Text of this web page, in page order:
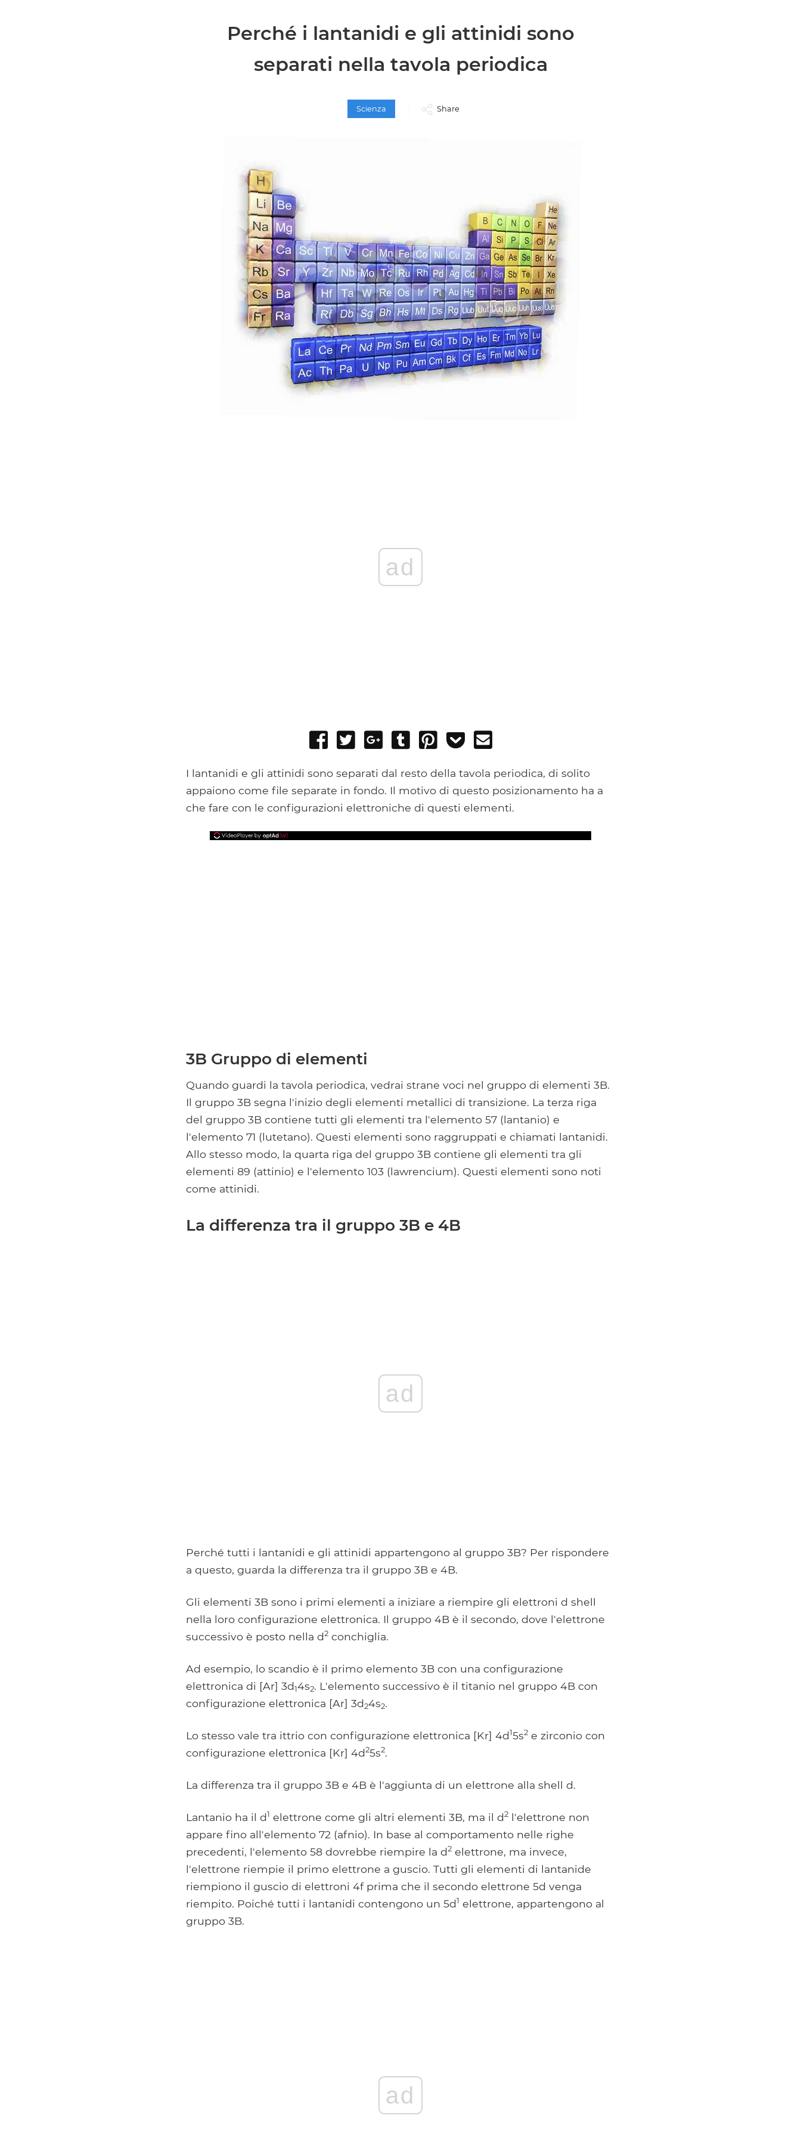
Perché i lantanidi e gli attinidi sono
separati nella tavola periodica
Scienza Share
ad
Share
Facebook
Tweet
Share
Google+
Post
Tumblr
Pin
Add
Pocket
I lantanidi e gli attinidi sono separati dal resto della tavola periodica, di solito
appaiono come file separate in fondo. Il motivo di questo posizionamento ha a
che fare con le configurazioni elettroniche di questi elementi.
3B Gruppo di elementi
Quando guardi la tavola periodica, vedrai strane voci nel gruppo di elementi 3B.
Il gruppo 3B segna l'inizio degli elementi metallici di transizione. La terza riga
del gruppo 3B contiene tutti gli elementi tra l'elemento 57 (lantanio) e
l'elemento 71 (lutetano). Questi elementi sono raggruppati e chiamati lantanidi.
Allo stesso modo, la quarta riga del gruppo 3B contiene gli elementi tra gli
elementi 89 (attinio) e l'elemento 103 (lawrencium). Questi elementi sono noti
come attinidi.
La differenza tra il gruppo 3B e 4B
ad
Perché tutti i lantanidi e gli attinidi appartengono al gruppo 3B? Per rispondere
a questo, guarda la differenza tra il gruppo 3B e 4B.
Gli elementi 3B sono i primi elementi a iniziare a riempire gli elettroni d shell
nella loro configurazione elettronica. Il gruppo 4B è il secondo, dove l'elettrone
successivo è posto nella d2 conchiglia.
Ad esempio, lo scandio è il primo elemento 3B con una configurazione
elettronica di [Ar] 3d14s2. L'elemento successivo è il titanio nel gruppo 4B con
configurazione elettronica [Ar] 3d24s2.
Lo stesso vale tra ittrio con configurazione elettronica [Kr] 4d15s2 e zirconio con
configurazione elettronica [Kr] 4d25s2.
La differenza tra il gruppo 3B e 4B è l'aggiunta di un elettrone alla shell d.
Lantanio ha il d1 elettrone come gli altri elementi 3B, ma il d2 l'elettrone non
appare fino all'elemento 72 (afnio). In base al comportamento nelle righe
precedenti, l'elemento 58 dovrebbe riempire la d2 elettrone, ma invece,
l'elettrone riempie il primo elettrone a guscio. Tutti gli elementi di lantanide
riempiono il guscio di elettroni 4f prima che il secondo elettrone 5d venga
riempito. Poiché tutti i lantanidi contengono un 5d1 elettrone, appartengono al
gruppo 3B.
ad